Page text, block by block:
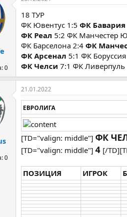
0
18 ТУР
ФК Ювентус 1:5 ФК Бавария
ФК Реал 5:2 ФК Манчестер
ФК Барселона 2:4 ФК
ФК Арсенал 5:1 ФК Боруссия
ФК Челси 7:1 ФК Ливерпуль
0
21.01.2022
ЕВРОЛИГА
[TD="valign: middle"] ФК
[TD="valign: middle"] 4 [/
ПОЗИЦИЯ ИГРОК